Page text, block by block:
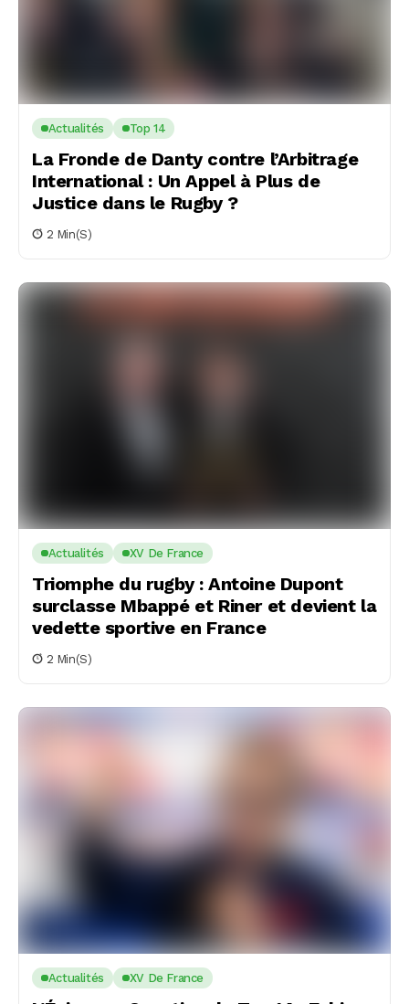
Actualités Top 14
La Fronde de Danty contre l’Arbitrage
International : Un Appel à Plus de
Justice dans le Rugby ?
2 Min(s)
Actualités XV De France
Triomphe du rugby : Antoine Dupont
surclasse Mbappé et Riner et devient la
vedette sportive en France
2 Min(s)
Actualités XV De France